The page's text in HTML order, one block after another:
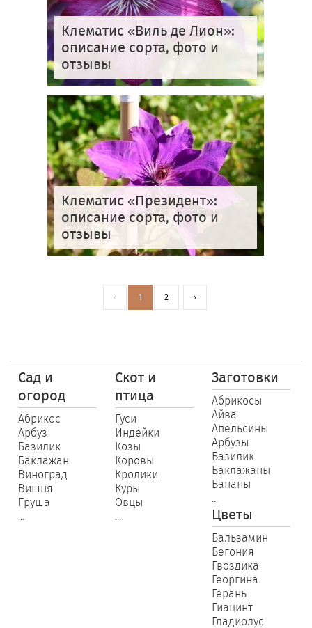
Клематис «Виль де Лион»:
описание сорта, фото и
отзывы
Клематис «Президент»:
описание сорта, фото и
отзывы
‹ 1 2 ›
Сад и
огород
Абрикос
Арбуз
Базилик
Баклажан
Виноград
Вишня
Груша
...
Скот и
птица
Гуси
Индейки
Козы
Коровы
Кролики
Куры
Овцы
...
Заготовки
Абрикосы
Айва
Апельсины
Арбузы
Базилик
Баклажаны
Бананы
...
Цветы
Бальзамин
Бегония
Гвоздика
Георгина
Герань
Гиацинт
Гладиолус